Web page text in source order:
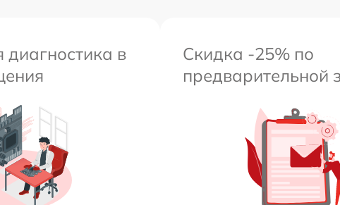
диагностика в
Скидка -25% по
предварительной